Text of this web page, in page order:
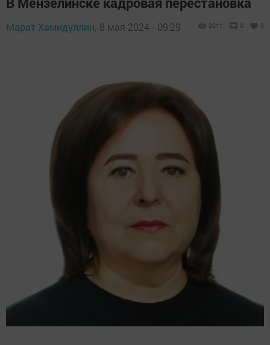
Марат Хамидуллин, 8 мая 2024 - 09:29 3011 0 3